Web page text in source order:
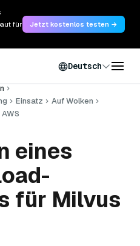
für
Jetzt kostenlos testen →
Deutsch
Einsatz
Auf Wolken
AWS
eines
für Milvus